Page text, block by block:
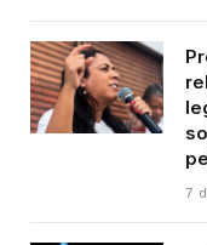
7